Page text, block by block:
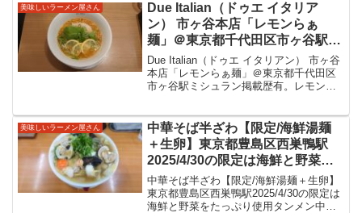
美味しいラーメン屋さん
Due Italian（ドゥエ イタリア
ン） 市ヶ谷本店「レモンらぁ
麺」＠東京都千代田区市ヶ谷駅
ミシュラン掲載歴有。レモンすだ
ちライムシークワーサーなどの柑
橘果汁をスープに合わせた柑橘好
をいただきました。
Due Italian（ドゥエ イタリアン） 市ヶ谷
本店「レモンらぁ麺」＠東京都千代田区
市ヶ谷駅ミシュラン掲載歴有。レモンす
ない美味しいラーメンをいただきまし
た。ドゥエ...
美味しいラーメン屋さん
中華そば半ざわ【限定/海鮮湯麺
＋生卵】東京都豊島区西巣鴨駅
2025/4/30の限定は海鮮と野菜を
たっぷり使用タンメン
中華そば半ざわ【限定/海鮮湯麺＋生卵】
東京都豊島区西巣鴨駅2025/4/30の限定は
海鮮と野菜をたっぷり使用タンメン中華